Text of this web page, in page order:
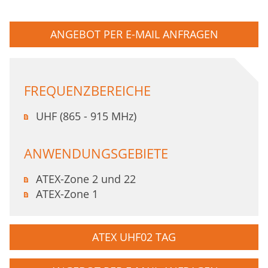
ANGEBOT PER E-MAIL ANFRAGEN
FREQUENZBEREICHE
UHF (865 - 915 MHz)
ANWENDUNGSGEBIETE
ATEX-Zone 2 und 22
ATEX-Zone 1
ATEX UHF02 TAG